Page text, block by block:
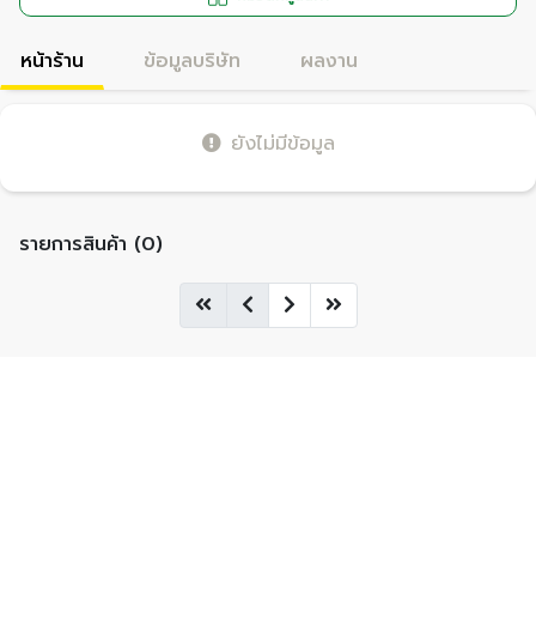
หน้าร้าน ข้อมูลบริษัท ผลงาน
ยังไม่มีข้อมูล
รายการสินค้า (0)